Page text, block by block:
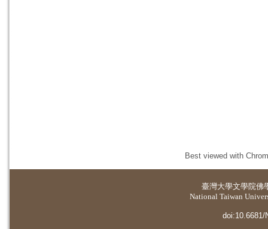
Best viewed with
臺灣大學文學院佛
National Taiwan
doi:10.6681/